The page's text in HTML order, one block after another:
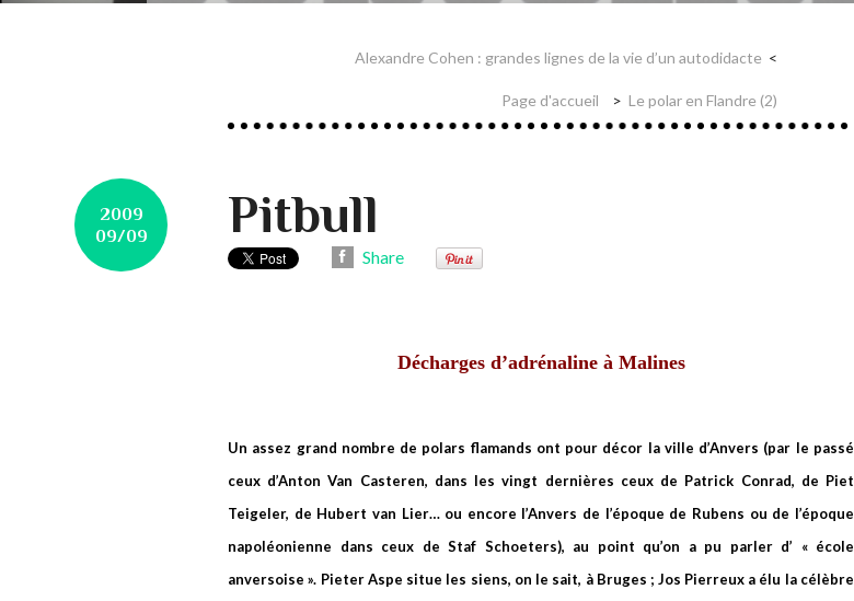
Alexandre Cohen : grandes lignes de la vie d’un autodidacte
Page d'accueil Le polar en Flandre (2)
2009
09/09
Pitbull
Share
Décharges d’adrénaline à Malines
Un assez grand nombre de polars flamands ont pour décor la ville d’Anvers (par le passé
ceux d’Anton Van Casteren, dans les vingt dernières ceux de Patrick Conrad, de Piet
Teigeler, de Hubert van Lier… ou encore l’Anvers de l’époque de Rubens ou de l’époque
napoléonienne dans ceux de Staf Schoeters), au point qu’on a pu parler d’ « école
anversoise ». Pieter Aspe situe les siens, on le sait, à Bruges ; Jos Pierreux a élu la célèbre